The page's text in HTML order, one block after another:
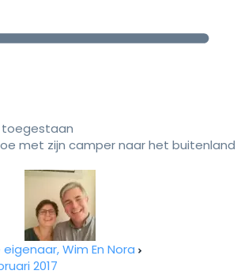
toegestaan
met zijn camper naar het buitenland
Wim En Nora
2017